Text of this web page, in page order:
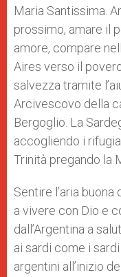
Maria Santissima.
prossimo, amare il
amore, compare
Aires verso il
salvezza tramite
Arcivescovo della
Bergoglio. La
accogliendo i
Trinità pregando la
Sentire l’aria buona
a vivere con Dio e
dall’Argentina a
ai sardi come i
argentini all’inizio